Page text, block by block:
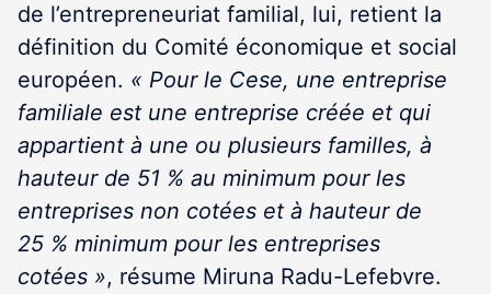
de l’entrepreneuriat familial, lui, retient la
définition du Comité économique et social
européen. « Pour le Cese, une entreprise
familiale est une entreprise créée et qui
appartient à une ou plusieurs familles, à
hauteur de 51 % au minimum pour les
entreprises non cotées et à hauteur de
25 % minimum pour les entreprises
cotées », résume Miruna Radu-Lefebvre.